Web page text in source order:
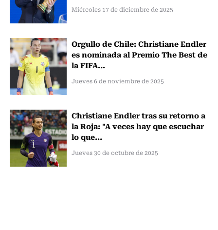
Miércoles 17 de diciembre de 2025
Orgullo de Chile: Christiane Endler
es nominada al Premio The Best de
la FIFA...
Jueves 6 de noviembre de 2025
Christiane Endler tras su retorno a
la Roja: "A veces hay que escuchar
lo que...
Jueves 30 de octubre de 2025